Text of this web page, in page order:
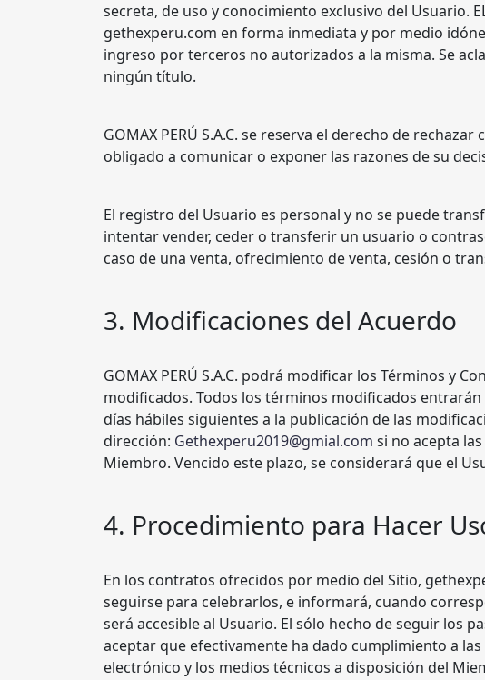
secreta, de uso y conocimiento exclusivo del Usuario.
gethexperu.com en forma inmediata y por medio
ingreso por terceros no autorizados a la misma. Se
ningún título.
GOMAX PERÚ S.A.C. se reserva el derecho de
obligado a comunicar o exponer las razones de su
El registro del Usuario es personal y no se puede
intentar vender, ceder o transferir un usuario o
caso de una venta, ofrecimiento de venta, cesión o
3. Modificaciones del Acuerdo
GOMAX PERÚ S.A.C. podrá modificar los Términos y
modificados. Todos los términos modificados
días hábiles siguientes a la publicación de las
dirección: Gethexperu2019@gmial.com si no acepta
Miembro. Vencido este plazo, se considerará que el
4. Procedimiento para Hacer
En los contratos ofrecidos por medio del Sitio,
seguirse para celebrarlos, e informará, cuando
será accesible al Usuario. El sólo hecho de seguir los
aceptar que efectivamente ha dado cumplimiento a
electrónico y los medios técnicos a disposición del